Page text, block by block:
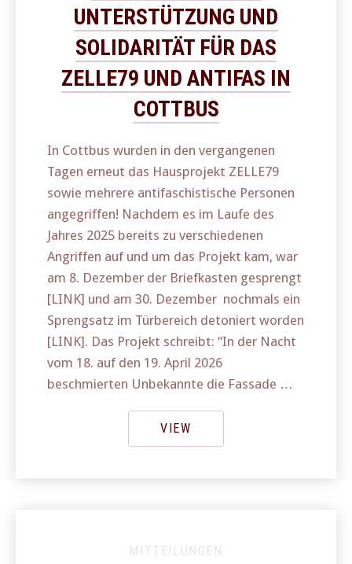
UNTERSTÜTZUNG UND
SOLIDARITÄT FÜR DAS
ZELLE79 UND ANTIFAS IN
COTTBUS
In Cottbus wurden in den vergangenen
Tagen erneut das Hausprojekt ZELLE79
sowie mehrere antifaschistische Personen
angegriffen! Nachdem es im Laufe des
Jahres 2025 bereits zu verschiedenen
Angriffen auf und um das Projekt kam, war
am 8. Dezember der Briefkasten gesprengt
[LINK] und am 30. Dezember nochmals ein
Sprengsatz im Türbereich detoniert worden
[LINK]. Das Projekt schreibt: “In der Nacht
vom 18. auf den 19. April 2026
beschmierten Unbekannte die Fassade …
VIEW
MITTEILUNGEN
PREVIOUS